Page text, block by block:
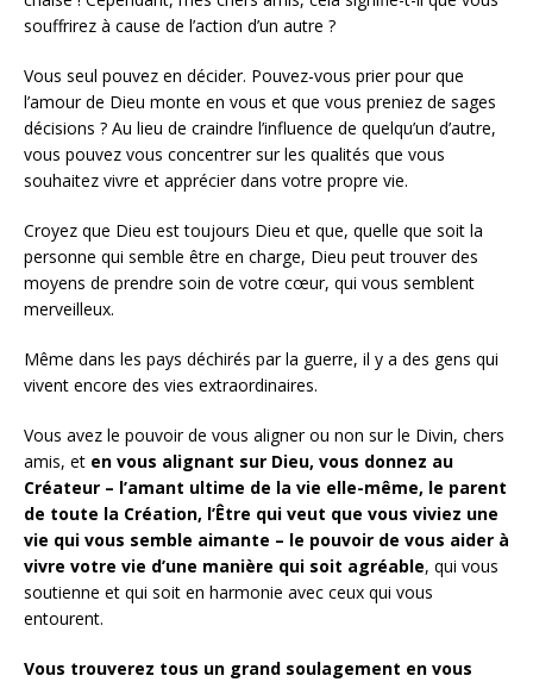
souffrirez à cause de l’action d’un autre ?
Vous seul pouvez en décider. Pouvez-vous prier pour que
l’amour de Dieu monte en vous et que vous preniez de sages
décisions ? Au lieu de craindre l’influence de quelqu’un d’autre,
vous pouvez vous concentrer sur les qualités que vous
souhaitez vivre et apprécier dans votre propre vie.
Croyez que Dieu est toujours Dieu et que, quelle que soit la
personne qui semble être en charge, Dieu peut trouver des
moyens de prendre soin de votre cœur, qui vous semblent
merveilleux.
Même dans les pays déchirés par la guerre, il y a des gens qui
vivent encore des vies extraordinaires.
Vous avez le pouvoir de vous aligner ou non sur le Divin, chers
amis, et en vous alignant sur Dieu, vous donnez au
Créateur – l’amant ultime de la vie elle-même, le parent
de toute la Création, l’Être qui veut que vous viviez une
vie qui vous semble aimante – le pouvoir de vous aider à
vivre votre vie d’une manière qui soit agréable, qui vous
soutienne et qui soit en harmonie avec ceux qui vous
entourent.
Vous trouverez tous un grand soulagement en vous